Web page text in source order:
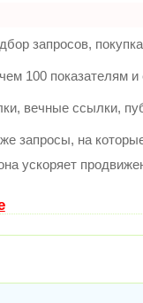
запросов,
100 показателям
вечные ссылки,
запросы, на
ускоряет